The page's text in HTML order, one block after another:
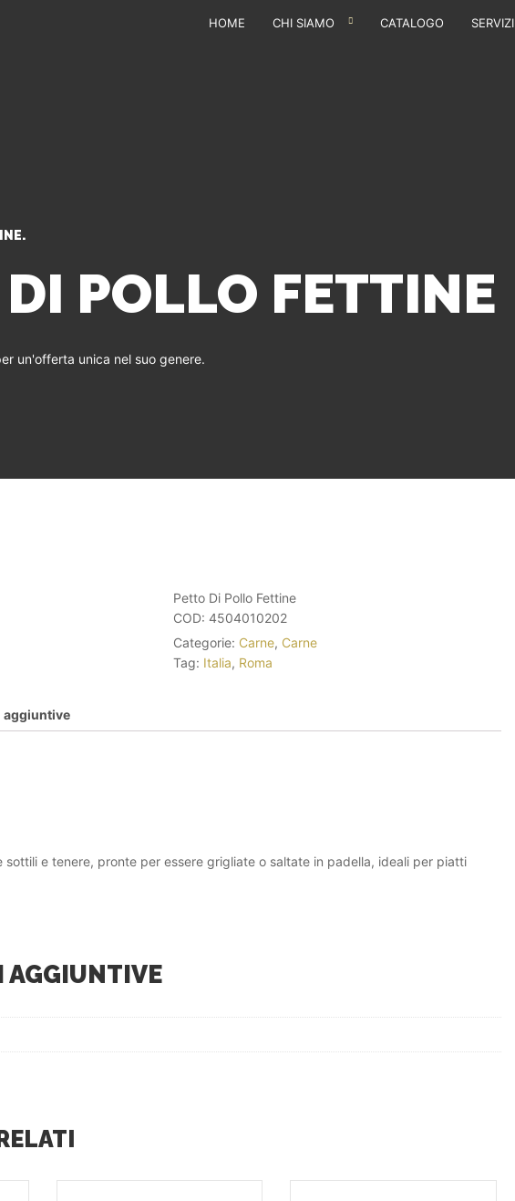
HOME CHI SIAMO CATALOGO SERVIZI
POLLO FETTINE
un'offerta unica nel suo genere.
Petto Di Pollo Fettine
COD: 4504010202
Categorie: Carne, Carne
Tag: Italia, Roma
aggiuntive
e tenere, pronte per essere grigliate o saltate in padella, ideali per piatti